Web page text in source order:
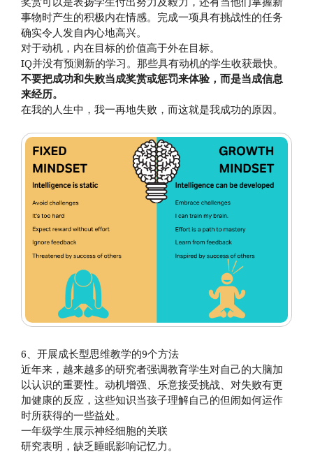
事物时产生的积极内在情感。完成一项具有挑战性的任务
确实令人发自内心地高兴。
对于动机，内在目标的价值高于外在目标。
IQ并没有预测新的学习。那些具有动机的学生收获最快。
不要把成功和失败当成奖赏或惩罚来体验，而是当成信息
来经历。
在我的人生中，我一再地失败，而这就是我成功的原因。
6、开展成长型思维教学的9个方法
近年来，越来越多的研究者强调教育学生对自己的大脑加
以认识的重要性。动机增强、乐意接受挑战、对失败有更
加健康的反应，这些知识当孩子理解自己的但闹如何运作
时所获得的一些益处。
一年级学生展示神经细胞的关联
研究表明，缺乏睡眠影响记忆力。